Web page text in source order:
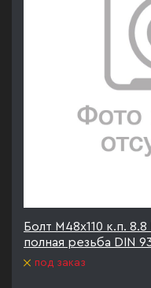
Болт М48х110 к.п.
полная резьба DIN
под заказ